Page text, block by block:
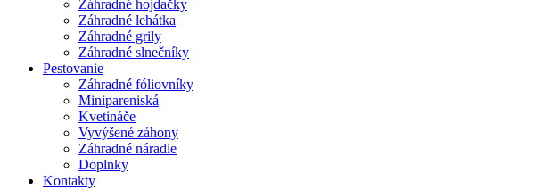
Záhradné hojdačky
Záhradné lehátka
Záhradné grily
Záhradné slnečníky
Pestovanie
Záhradné fóliovníky
Minipareniská
Kvetináče
Vyvýšené záhony
Záhradné náradie
Doplnky
Kontakty